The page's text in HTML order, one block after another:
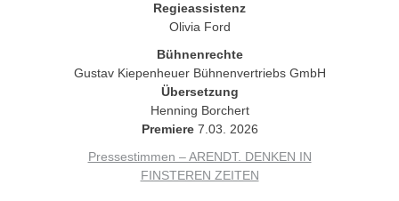
Regieassistenz
Olivia Ford
Bühnenrechte
Gustav Kiepenheuer Bühnenvertriebs GmbH
Übersetzung
Henning Borchert
Premiere 7.03. 2026
Pressestimmen – ARENDT. DENKEN IN
FINSTEREN ZEITEN